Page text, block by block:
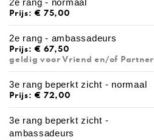
2e rang - normaal
Prijs: € 75,00
2e rang - ambassadeurs
Prijs: € 67,50
geldig voor Vriend en/of Partner
3e rang beperkt zicht - normaal
Prijs: € 72,00
3e rang beperkt zicht -
ambassadeurs